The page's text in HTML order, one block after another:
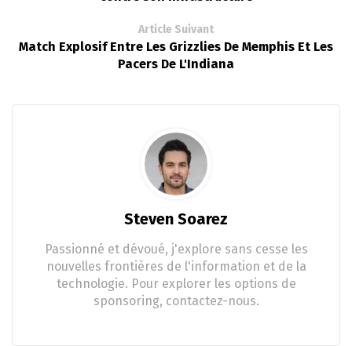
Article Suivant
Match Explosif Entre Les Grizzlies De Memphis Et Les
Pacers De L'Indiana
Steven Soarez
Passionné et dévoué, j'explore sans cesse les
nouvelles frontières de l'information et de la
technologie. Pour explorer les options de
sponsoring, contactez-nous.